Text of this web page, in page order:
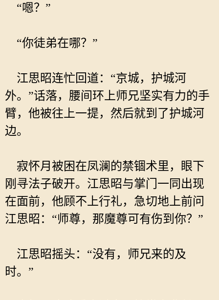
“嗯？”
“你徒弟在哪？”
江思昭连忙回道：“京城，护城河
外。”话落，腰间环上师兄坚实有力的手
臂，他被往上一提，然后就到了护城河
边。
寂怀月被困在凤澜的禁锢术里，眼下
刚寻法子破开。江思昭与掌门一同出现
在面前，他顾不上行礼，急切地上前问
江思昭：“师尊，那魔尊可有伤到你？”
江思昭摇头：“没有，师兄来的及
时。”